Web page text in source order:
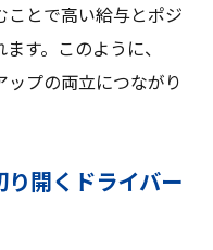
ことで高い給与とポジ
す。このように、
プの両立につながり
開くドライバー